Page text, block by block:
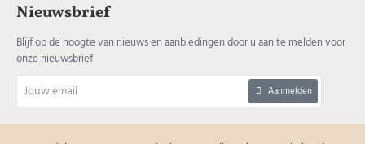
Nieuwsbrief
Blijf op de hoogte van nieuws en aanbiedingen door u aan te melden voor
onze nieuwsbrief
email
Aanmelden